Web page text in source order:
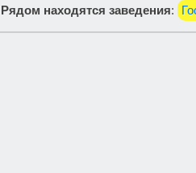
Рядом находятся заведения: